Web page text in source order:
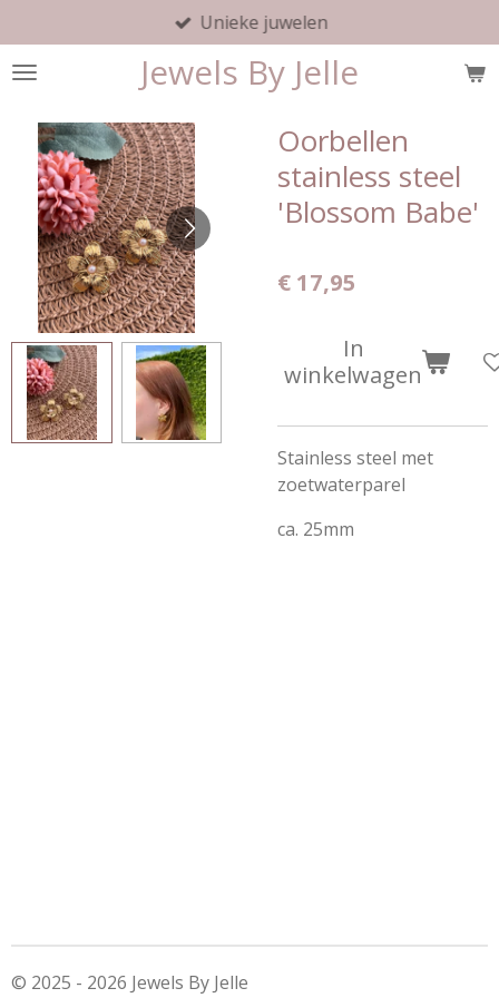
direct
naar
hoofdinhoud
Jewels By Jelle
Unieke juwelen
Oorbellen
stainless steel
'Blossom Babe'
€ 17,95
In
winkelwagen
Stainless steel met
zoetwaterparel
ca. 25mm
© 2025 - 2026 Jewels By Jelle